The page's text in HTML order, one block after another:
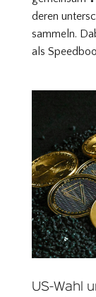
deren
sammeln.
als
US-Wahl